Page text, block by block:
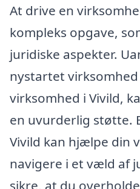
At drive en
kompleks opgave,
juridiske aspekter.
nystartet
virksomhed i Vivild,
en uvurderlig støtte.
Vivild kan hjælpe din
navigere i et væld af